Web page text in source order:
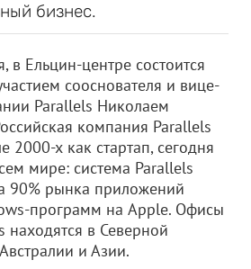
бизнес.
в Ельцин-центре состоится
сооснователя и вице-
Parallels Николаем
компания Parallels
2000-х как стартап, сегодня
мире: система Parallels
90% рынка приложений
программ на Apple. Офисы
в Северной
и Азии.